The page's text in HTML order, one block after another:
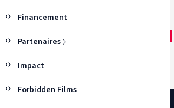
Financement
Partenaires
Impact
Forbidden Films